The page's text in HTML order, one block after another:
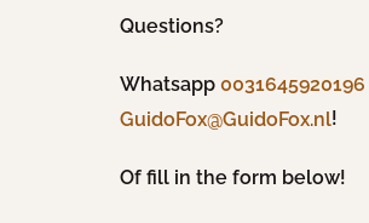
Questions?
Whatsapp 0031645920196
GuidoFox@GuidoFox.nl!
Of fill in the form below!